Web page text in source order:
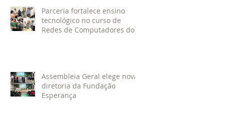
Parceria fortalece ensino
tecnológico no curso de
Redes de Computadores do
Assembleia Geral elege nova
diretoria da Fundação
Esperança